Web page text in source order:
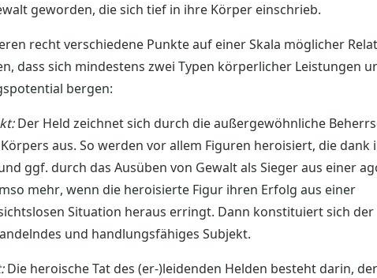
geworden, die sich tief in ihre Körper einschrieb.
recht verschiedene Punkte auf einer Skala möglicher
dass sich mindestens zwei Typen körperlicher Leistungen
bergen:
Der Held zeichnet sich durch die außergewöhnliche
aus. So werden vor allem Figuren heroisiert, die dank
ggf. durch das Ausüben von Gewalt als Sieger aus einer
mehr, wenn die heroisierte Figur ihren Erfolg aus einer
Situation heraus erringt. Dann konstituiert sich der
und handlungsfähiges Subjekt.
Die heroische Tat des (er-)leidenden Helden besteht darin,